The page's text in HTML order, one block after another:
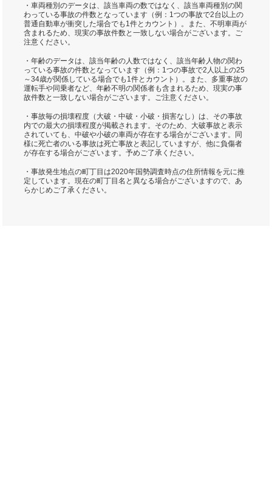
・車両種別のデータは、該当車両の数ではなく、該当車両種別の関
わっている事故の件数となっています（例：1つの事故で2台以上の
普通自動車が衝突した場合でも1件とカウント）。また、不明車両が
含まれるため、現実の事故件数と一致しない場合がございます。ご
注意ください。
・年齢のデータは、該当年齢の人数ではなく、該当年齢人物の関わ
っている事故の件数となっています（例：1つの事故で2人以上の25
～34歳が関係している場合でも1件とカウント）。また、多重事故の
運転手や同乗者など、年齢不明の関係者も含まれるため、現実の事
故件数と一致しない場合がございます。ご注意ください。
・事故毎の損壊程度（大破・中破・小破・損害なし）は、その事故
内での最大の損壊程度が掲載されます。そのため、大破事故と表示
されていても、中破や小破の車両が存在する場合がございます。同
様に死亡者のいる事故は死亡事故と表記していますが、他に負傷者
が存在する場合がございます。予めご了承ください。
・事故発生地点の町丁目は2020年国勢調査時点の住所情報を元に推
定しています。現在の町丁目名と異なる場合がございますので、あ
らかじめご了承ください。